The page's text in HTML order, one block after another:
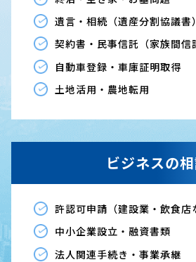
遺言・相続（遺産分割協議書）
契約書・民事信託（家族間信
自動車登録・車庫証明取得
土地活用・農地転用
ビジネスの
許認可申請（建設業・飲食店
中小企業設立・融資書類
法人関連手続き・事業承継